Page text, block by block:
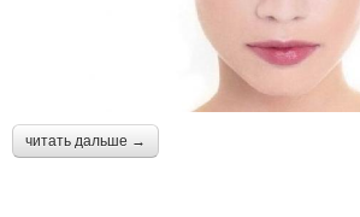
читать дальше →